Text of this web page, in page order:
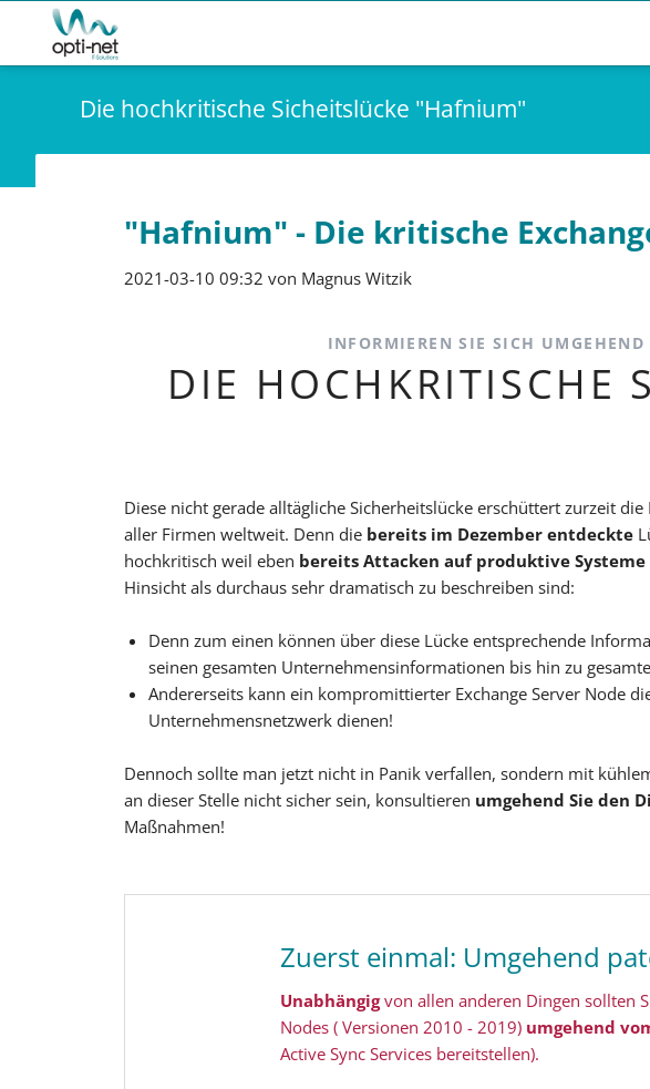
Die hochkritische Sicheitslücke "Hafnium"
"Hafnium" - Die kritische
2021-03-10 09:32 von Magnus Witzik
INFORMIEREN SIE SICH
DIE HOCHKRITISCHE
Diese nicht gerade alltägliche Sicherheitslücke erschüttert zurzeit
aller Firmen weltweit. Denn die bereits im Dezember entdeckte
hochkritisch weil eben bereits Attacken auf produktive
Hinsicht als durchaus sehr dramatisch zu beschreiben sind:
Denn zum einen können über diese Lücke entsprechende
seinen gesamten Unternehmensinformationen bis hin zu
Andererseits kann ein kompromittierter Exchange Server Node
Unternehmensnetzwerk dienen!
Dennoch sollte man jetzt nicht in Panik verfallen, sondern mit
an dieser Stelle nicht sicher sein, konsultieren umgehend Sie den
Maßnahmen!
Zuerst einmal: Umgehend
Unabhängigvon allen anderen Dingen sollten
Nodes ( Versionen 2010 - 2019) umgehend
Active Sync Services bereitstellen).